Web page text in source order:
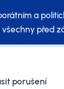
a
všechny před
porušení